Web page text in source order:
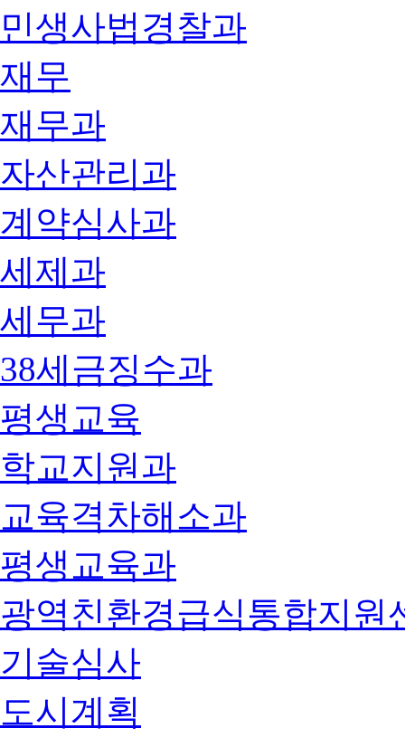
민생사법경찰과
재무
재무과
자산관리과
계약심사과
세제과
세무과
38세금징수과
평생교육
학교지원과
교육격차해소과
평생교육과
광역친환경급식통합지원
기술심사
도시계획